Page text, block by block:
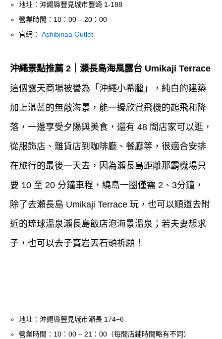
地址：沖繩縣豐見城市豐崎 1-188
營業時間：10：00 – 20：00
官網：
Ashibinaa Outlet
沖繩景點推薦 2｜瀨長島海風露台 Umikaji Terrace
這個露天商場被譽為「沖繩小希臘」，純白的建築
加上湛藍的無敵海景，能一邊欣賞飛機的起飛和降
落，一邊享受夕陽與美食，還有 48 間店家可以逛，
從服飾店、雜貨店到咖啡廳、餐廳等，很適合安排
在旅行的最後一天去，因為瀨長島距離那霸機場只
要 10 至 20 分鐘車程，繞島一圈僅需 2、3分鐘，
除了去瀬長島 Umikaji Terrace 玩，也可以順道去附
近的琉球溫泉瀨長島飯店泡海景溫泉；若夫妻想求
子，也可以去子寶岩丟石頭祈願！
地址：沖繩縣豐見城市瀨長 174−6
營業時間：10：00 – 21：00（每間店鋪時間略有不同）